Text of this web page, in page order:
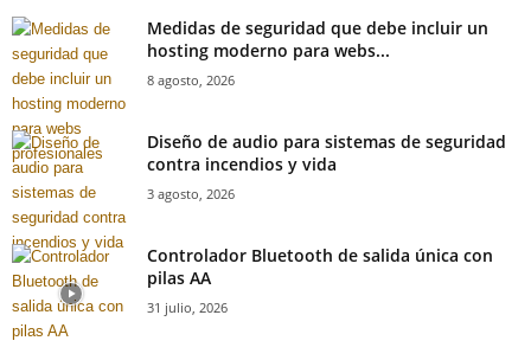
Medidas de seguridad que debe incluir un
hosting moderno para webs...
8 agosto, 2026
Diseño de audio para sistemas de seguridad
contra incendios y vida
3 agosto, 2026
Controlador Bluetooth de salida única con
pilas AA
31 julio, 2026